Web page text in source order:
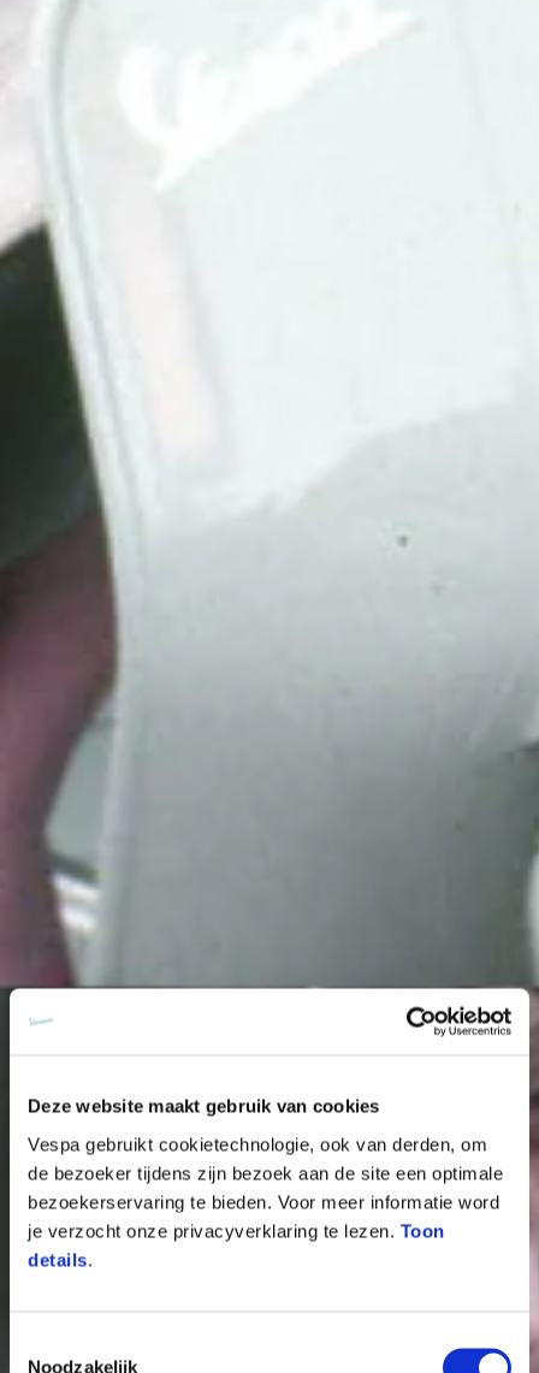
Deze website maakt gebruik van cookies
Vespa gebruikt cookietechnologie, ook van derden, om
de bezoeker tijdens zijn bezoek aan de site een optimale
bezoekerservaring te bieden. Voor meer informatie word
je verzocht onze privacyverklaring te lezen. Toon
details.
Noodzakelijk